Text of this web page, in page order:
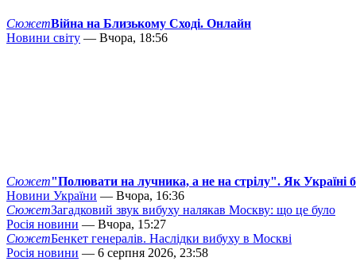
СюжетВійна на Близькому Сході. Онлайн
Новини світу — Вчора, 18:56
Сюжет"Полювати на лучника, а не на стрілу". Як Україні
Новини України — Вчора, 16:36
СюжетЗагадковий звук вибуху налякав Москву: що це було
Росія новини — Вчора, 15:27
СюжетБенкет генералів. Наслідки вибуху в Москві
Росія новини — 6 серпня 2026, 23:58